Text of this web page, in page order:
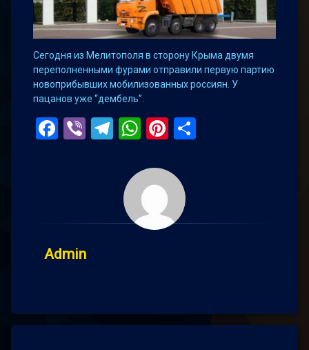
Сегодня из Мелитополя в сторону Крыма двумя
переполненными фурами отправили первую партию
новоприбывших мобилизованных россиян. У
пацанов уже “дембель”.
Facebook
ViberTelegram
WhatsApp
Pinterest
Admin